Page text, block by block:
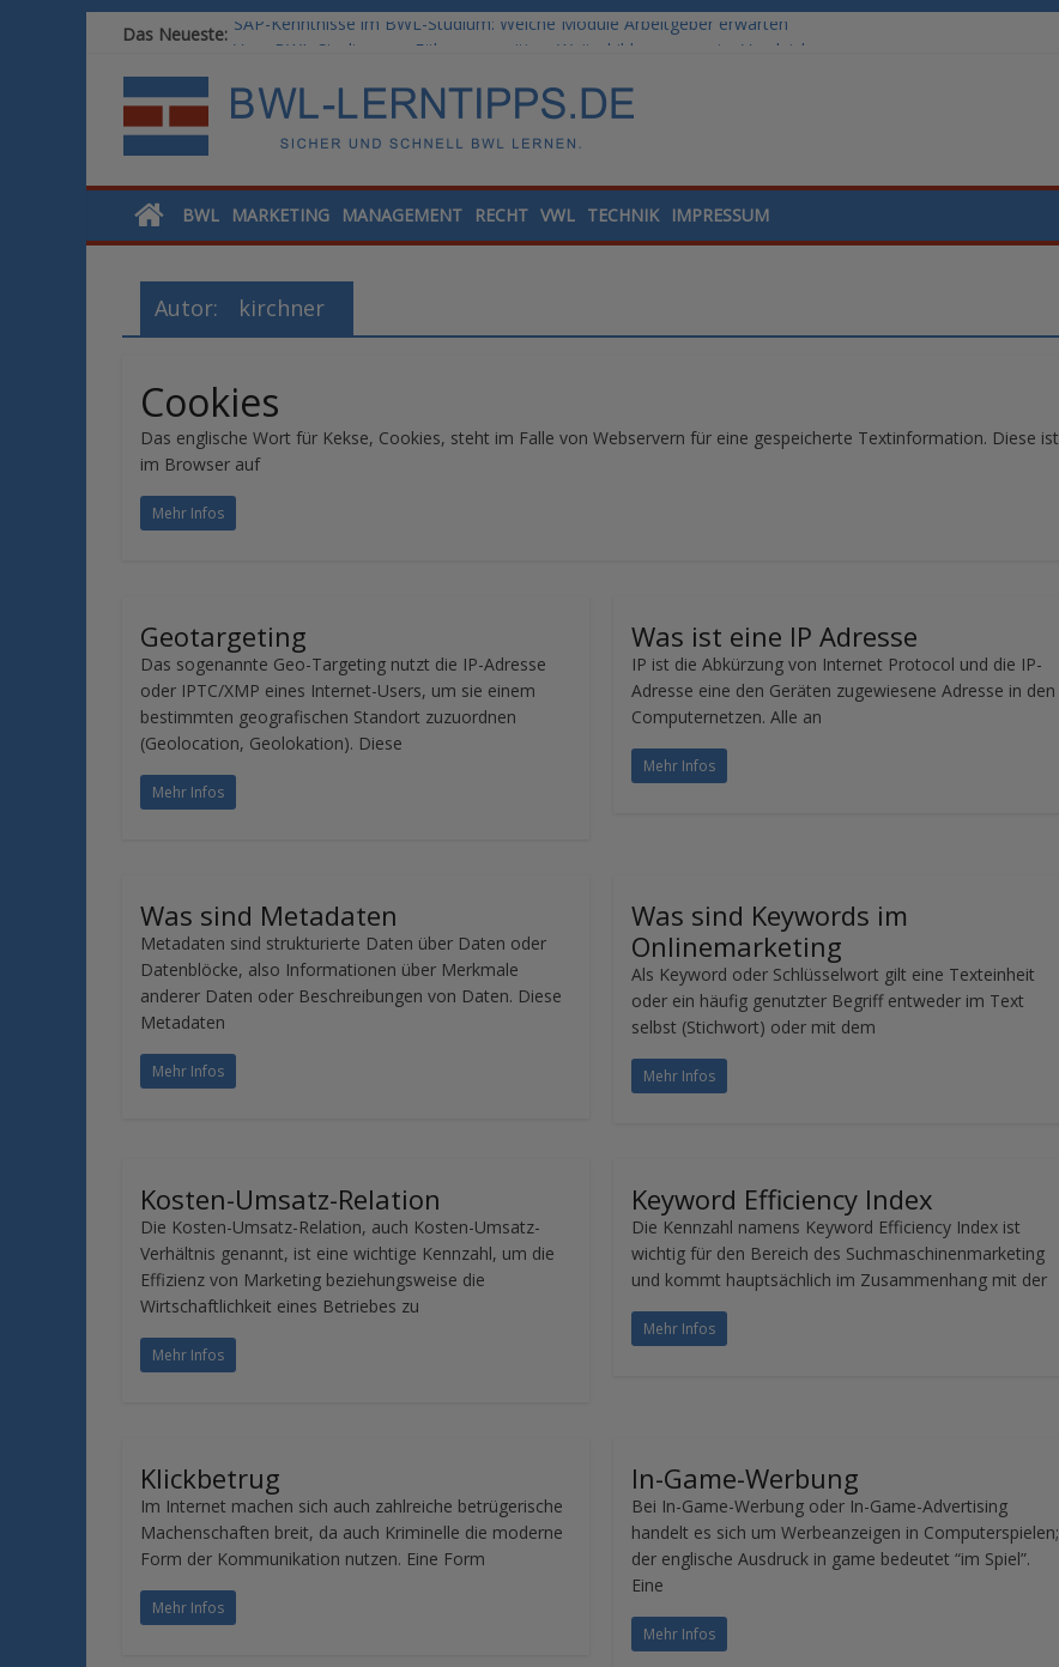
Das Neueste: Vom BWL-Studium zur Führungsposition: Weiterbildungswege im Vergleich
KI-Kompetenz im BWL-Studium: Controlling und Datenanalyse verstehen
Methoden der Personalentwicklung: Blended Learning versus klassische Präsenzschulung im Vergleich
SAP-Kenntnisse im BWL-Studium: Welche Module Arbeitgeber erwarten
BWL MARKETING MANAGEMENT RECHT VWL TECHNIK IMPRESSUM
Autor: kirchner
Cookies
Das englische Wort für Kekse, Cookies, steht im Falle von Webservern für eine gespeicherte Textinformation. Diese ist
im Browser auf
Mehr Infos
Geotargeting
Das sogenannte Geo-Targeting nutzt die IP-Adresse
oder IPTC/XMP eines Internet-Users, um sie einem
bestimmten geografischen Standort zuzuordnen
(Geolocation, Geolokation). Diese
Mehr Infos
Was ist eine IP Adresse
IP ist die Abkürzung von Internet Protocol und die IP-
Adresse eine den Geräten zugewiesene Adresse in den
Computernetzen. Alle an
Mehr Infos
Was sind Metadaten
Metadaten sind strukturierte Daten über Daten oder
Datenblöcke, also Informationen über Merkmale
anderer Daten oder Beschreibungen von Daten. Diese
Metadaten
Mehr Infos
Was sind Keywords im
Onlinemarketing
Als Keyword oder Schlüsselwort gilt eine Texteinheit
oder ein häufig genutzter Begriff entweder im Text
selbst (Stichwort) oder mit dem
Mehr Infos
Kosten-Umsatz-Relation
Die Kosten-Umsatz-Relation, auch Kosten-Umsatz-
Verhältnis genannt, ist eine wichtige Kennzahl, um die
Effizienz von Marketing beziehungsweise die
Wirtschaftlichkeit eines Betriebes zu
Mehr Infos
Keyword Efficiency Index
Die Kennzahl namens Keyword Efficiency Index ist
wichtig für den Bereich des Suchmaschinenmarketing
und kommt hauptsächlich im Zusammenhang mit der
Mehr Infos
Klickbetrug
Im Internet machen sich auch zahlreiche betrügerische
Machenschaften breit, da auch Kriminelle die moderne
Form der Kommunikation nutzen. Eine Form
Mehr Infos
In-Game-Werbung
Bei In-Game-Werbung oder In-Game-Advertising
handelt es sich um Werbeanzeigen in Computerspielen;
der englische Ausdruck in game bedeutet “im Spiel”.
Eine
Mehr Infos